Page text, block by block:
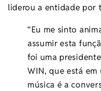
liderou a entidade por
“Eu me sinto
assumir esta
foi uma
WIN, que está
música é a